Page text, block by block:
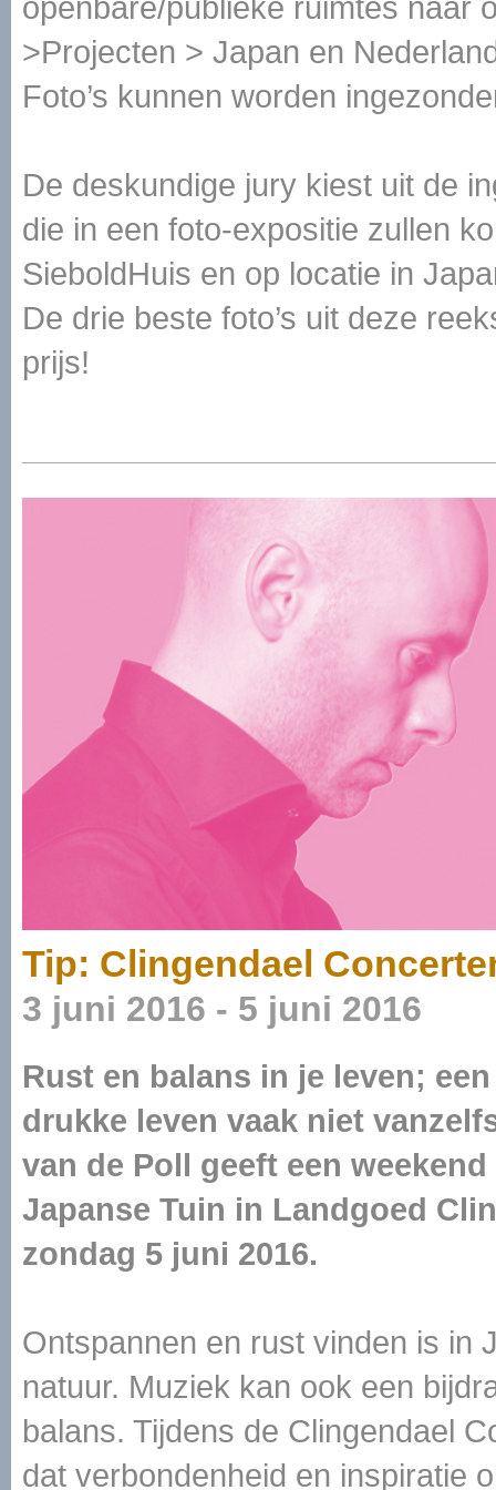
>Projecten > Japan en
Foto’s kunnen worden
De deskundige jury kiest uit de
die in een foto-expositie zullen
SieboldHuis en op locatie in
De drie beste foto’s uit deze
prijs!
Tip: Clingendael
3 juni 2016 - 5 juni 2016
Rust en balans in je leven;
drukke leven vaak niet
van de Poll geeft een
Japanse Tuin in Landgoed
zondag 5 juni 2016.
Ontspannen en rust vinden is in
natuur. Muziek kan ook een
balans. Tijdens de Clingendael
dat verbondenheid en inspiratie